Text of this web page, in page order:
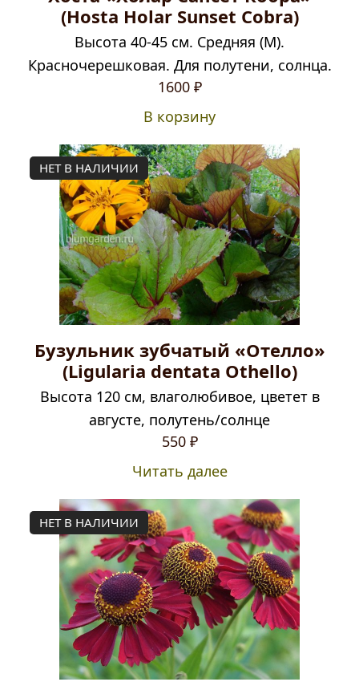
(Hosta Holar Sunset Cobra)
Высота 40-45 см. Средняя (M).
Красночерешковая. Для полутени, солнца.
1600 ₽
В корзину
НЕТ В НАЛИЧИИ
Бузульник зубчатый «Отелло»
(Ligularia dentata Othello)
Высота 120 см, влаголюбивое, цветет в
августе, полутень/солнце
550 ₽
Читать далее
НЕТ В НАЛИЧИИ